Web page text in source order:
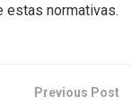
estas normativas.
Previous Post